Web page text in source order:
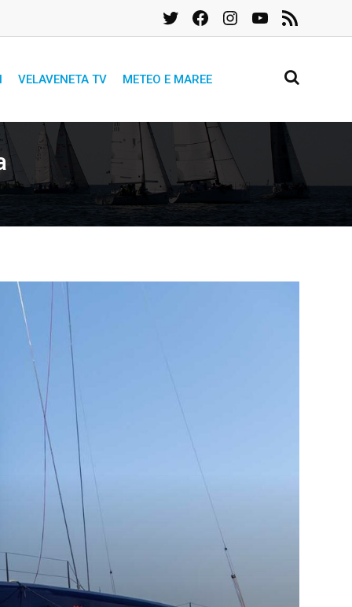
TwitterFacebookInstagramYouTube
Feed
RSS
VELAVENETA TV METEO E MAREE